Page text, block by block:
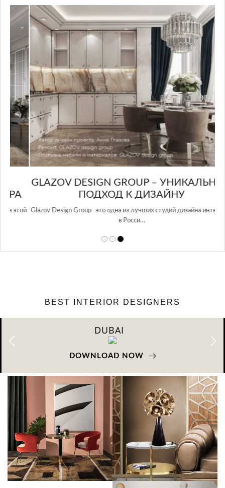
GLAZOV DESIGN GROUP – УНИКАЛЬНЫЙ
ПОДХОД К ДИЗАЙНУ
Glazov Design Group- это одна из лучших студий дизайна интерьера
в Росси…
BEST INTERIOR DESIGNERS
DUBAI
DOWNLOAD NOW